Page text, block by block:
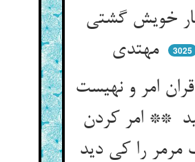
خویش گشتی
مهتدی
3025
امر و نهیست
** امر کردن